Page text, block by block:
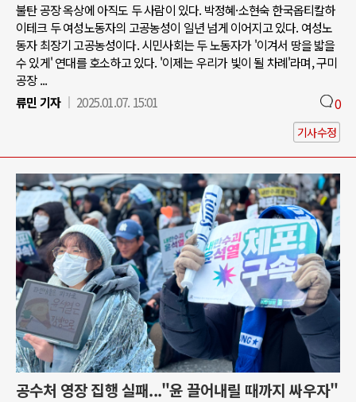
불탄 공장 옥상에 아직도 두 사람이 있다. 박정혜·소현숙 한국옵티칼하
이테크 두 여성노동자의 고공농성이 일년 넘게 이어지고 있다. 여성노
동자 최장기 고공농성이다. 시민사회는 두 노동자가 '이겨서 땅을 밟을
수 있게' 연대를 호소하고 있다. '이제는 우리가 빛이 될 차례'라며, 구미
공장 ...
류민 기자
2025.01.07. 15:01 0
기사수정
공수처 영장 집행 실패..."윤 끌어내릴 때까지 싸우자"